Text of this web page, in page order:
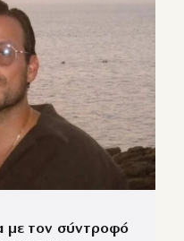
με τον σύντροφό